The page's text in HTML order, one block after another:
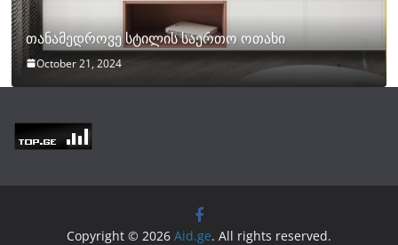
თანამედროვე სტილის საერთო ოთახი
October 21, 2024
Copyright © 2026 Aid.ge. All rights reserved.